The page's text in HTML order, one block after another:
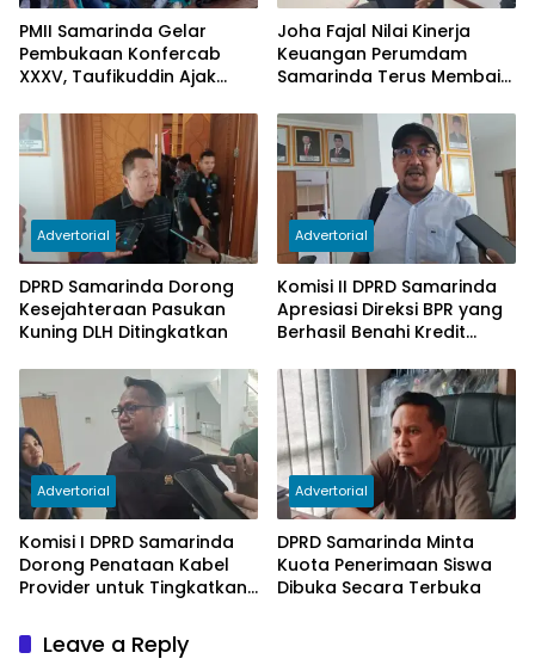
PMII Samarinda Gelar
Pembukaan Konfercab
XXXV, Taufikuddin Ajak
Persatuan
Joha Fajal Nilai Kinerja
Keuangan Perumdam
Samarinda Terus Membaik,
Subsidi Berkurang
Advertorial
DPRD Samarinda Dorong
Kesejahteraan Pasukan
Kuning DLH Ditingkatkan
Advertorial
Komisi II DPRD Samarinda
Apresiasi Direksi BPR yang
Berhasil Benahi Kredit
Advertorial
Komisi I DPRD Samarinda
Dorong Penataan Kabel
Provider untuk Tingkatkan
Advertorial
DPRD Samarinda Minta
Kuota Penerimaan Siswa
Dibuka Secara Terbuka
Leave a Reply